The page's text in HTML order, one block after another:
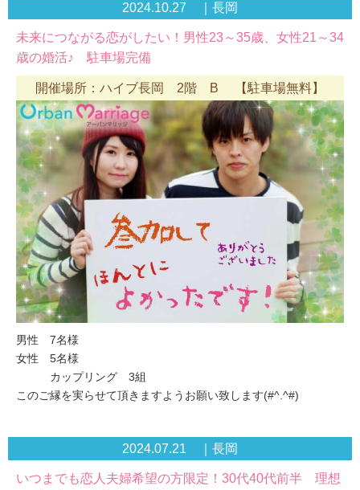
2024.10.27 ｜長岡
未来につながる恋がしたい！男性23～35歳、女性21～34
歳の婚活♪ 駐車場完備
開催場所：ハイブ長岡 2階 B 【駐車場無料】
男性 7名様
女性 5名様
カップリング 3組
このご縁を実らせて頂きますようお願い致します(#^.^#)
2024.07.21 ｜長岡
いつまでも恋人夫婦希望の方限定！30代40代前半 理想